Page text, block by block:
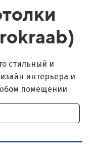
стильный и
интерьера и
помещении